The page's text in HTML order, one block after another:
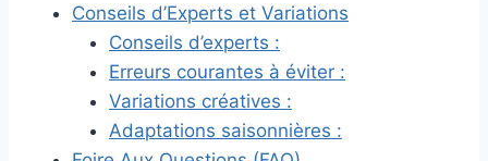
Conseils d’Experts et Variations
Conseils d’experts :
Erreurs courantes à éviter :
Variations créatives :
Adaptations saisonnières :